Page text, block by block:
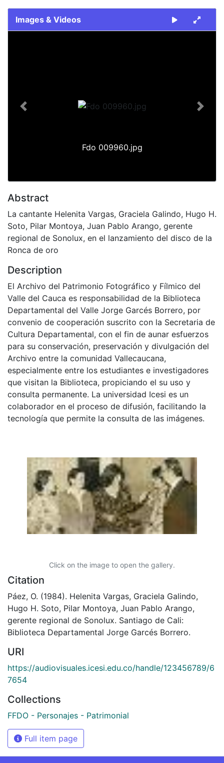
Images & Videos
Fdo 009960.jpg
Previous Next
Abstract
La cantante Helenita Vargas, Graciela Galindo, Hugo H.
Soto, Pilar Montoya, Juan Pablo Arango, gerente
regional de Sonolux, en el lanzamiento del disco de la
Ronca de oro
Description
El Archivo del Patrimonio Fotográfico y Fílmico del
Valle del Cauca es responsabilidad de la Biblioteca
Departamental del Valle Jorge Garcés Borrero, por
convenio de cooperación suscrito con la Secretaria de
Cultura Departamental, con el fin de aunar esfuerzos
para su conservación, preservación y divulgación del
Archivo entre la comunidad Vallecaucana,
especialmente entre los estudiantes e investigadores
que visitan la Biblioteca, propiciando el su uso y
consulta permanente. La universidad Icesi es un
colaborador en el proceso de difusión, facilitando la
tecnología que permite la consulta de las imágenes.
Click on the image to open the gallery.
Citation
Páez, O. (1984). Helenita Vargas, Graciela Galindo,
Hugo H. Soto, Pilar Montoya, Juan Pablo Arango,
gerente regional de Sonolux. Santiago de Cali:
Biblioteca Departamental Jorge Garcés Borrero.
URI
https://audiovisuales.icesi.edu.co/handle/123456789/6
7654
Collections
FFDO - Personajes - Patrimonial
Full item page